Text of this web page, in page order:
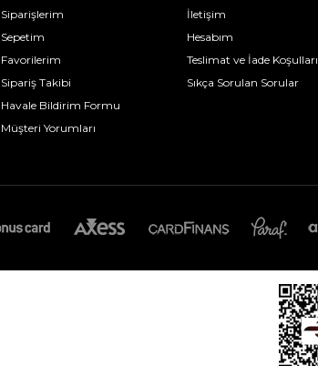
Siparişlerim
Sepetim
Favorilerim
Sipariş Takibi
Havale Bildirim Formu
Müşteri Yorumları
İletişim
Hesabım
Teslimat ve İade Koşulları
Sıkça Sorulan Sorular